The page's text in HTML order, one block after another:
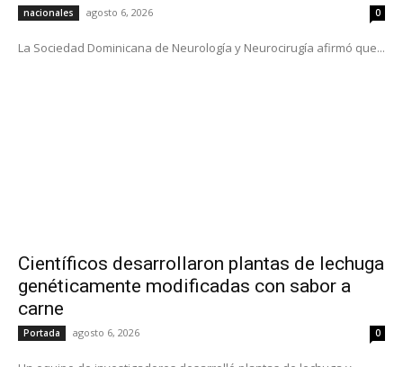
nacionales agosto 6, 2026 0
La Sociedad Dominicana de Neurología y Neurocirugía afirmó que...
Científicos desarrollaron plantas de lechuga
genéticamente modificadas con sabor a
carne
Portada agosto 6, 2026 0